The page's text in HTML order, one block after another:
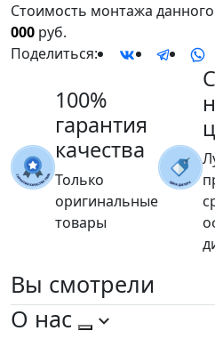
Стоимость монтажа данного
000 руб.
Поделиться:
100%
гарантия
качества
Только
оригинальные
товары
Вы смотрели
О нас